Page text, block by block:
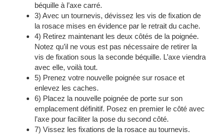
béquille à l’axe carré.
3) Avec un tournevis, dévissez les vis de fixation de
la rosace mises en évidence par le retrait du cache.
4) Retirez maintenant les deux côtés de la poignée.
Notez qu’il ne vous est pas nécessaire de retirer la
vis de fixation sous la seconde béquille. L’axe viendra
avec elle, voilà tout.
5) Prenez votre nouvelle poignée sur rosace et
enlevez les caches.
6) Placez la nouvelle poignée de porte sur son
emplacement définitif. Posez en premier le côté avec
l’axe pour faciliter la pose du second côté.
7) Vissez les fixations de la rosace au tournevis.